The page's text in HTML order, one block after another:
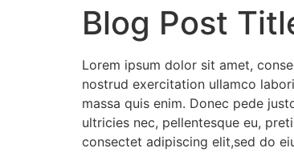
Blog Post
Lorem ipsum dolor sit amet,
nostrud exercitation ullamco
massa quis enim. Donec pede
ultricies nec, pellentesque eu,
consectet adipiscing elit,sed do